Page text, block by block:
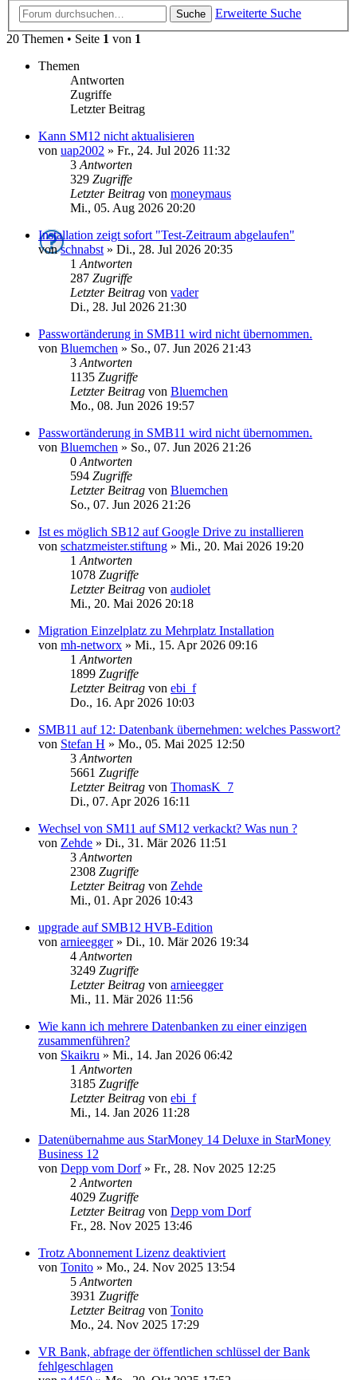
Suche
Erweiterte Suche
20 Themen • Seite 1 von 1
Themen
Antworten
Zugriffe
Letzter Beitrag
Kann SM12 nicht aktualisieren
von uap2002 » Fr., 24. Jul 2026 11:32
3 Antworten
329 Zugriffe
Letzter Beitrag von moneymaus
Mi., 05. Aug 2026 20:20
Installation zeigt sofort "Test-Zeitraum abgelaufen"
vonschnabst » Di., 28. Jul 2026 20:35
1 Antworten
287 Zugriffe
Letzter Beitrag von vader
Di., 28. Jul 2026 21:30
Passwortänderung in SMB11 wird nicht übernommen.
von Bluemchen » So., 07. Jun 2026 21:43
3 Antworten
1135 Zugriffe
Letzter Beitrag von Bluemchen
Mo., 08. Jun 2026 19:57
Passwortänderung in SMB11 wird nicht übernommen.
von Bluemchen » So., 07. Jun 2026 21:26
0 Antworten
594 Zugriffe
Letzter Beitrag von Bluemchen
So., 07. Jun 2026 21:26
Ist es möglich SB12 auf Google Drive zu installieren
von schatzmeister.stiftung » Mi., 20. Mai 2026 19:20
1 Antworten
1078 Zugriffe
Letzter Beitrag von audiolet
Mi., 20. Mai 2026 20:18
Migration Einzelplatz zu Mehrplatz Installation
von mh-networx » Mi., 15. Apr 2026 09:16
1 Antworten
1899 Zugriffe
Letzter Beitrag von ebi_f
Do., 16. Apr 2026 10:03
SMB11 auf 12: Datenbank übernehmen: welches Passwort?
von Stefan H » Mo., 05. Mai 2025 12:50
3 Antworten
5661 Zugriffe
Letzter Beitrag von ThomasK_7
Di., 07. Apr 2026 16:11
Wechsel von SM11 auf SM12 verkackt? Was nun ?
von Zehde » Di., 31. Mär 2026 11:51
3 Antworten
2308 Zugriffe
Letzter Beitrag von Zehde
Mi., 01. Apr 2026 10:43
upgrade auf SMB12 HVB-Edition
von arnieegger» Di., 10. Mär 2026 19:34
4 Antworten
3249 Zugriffe
Letzter Beitrag von arnieegger
Mi., 11. Mär 2026 11:56
Wie kann ich mehrere Datenbanken zu einer einzigen
zusammenführen?
von Skaikru » Mi., 14. Jan 2026 06:42
1 Antworten
3185 Zugriffe
Letzter Beitrag von ebi_f
Mi., 14. Jan 2026 11:28
Datenübernahme aus StarMoney 14 Deluxe in StarMoney
Business 12
von Depp vom Dorf» Fr., 28. Nov 2025 12:25
2 Antworten
4029 Zugriffe
Letzter Beitrag von Depp vom Dorf
Fr., 28. Nov 2025 13:46
Trotz Abonnement Lizenz deaktiviert
von Tonito » Mo., 24. Nov 2025 13:54
5 Antworten
3931 Zugriffe
Letzter Beitrag von Tonito
Mo., 24. Nov 2025 17:29
VR Bank, abfrage der öffentlichen schlüssel der Bank
fehlgeschlagen